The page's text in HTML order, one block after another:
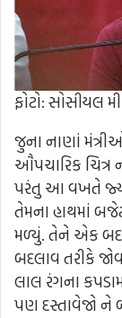
ફોટો: સોસીયલ
જુના નાણાં
ઔપચારિક ચિત્ર
પરંતુ આ વખતે
તેમના હાથમાં
મળ્યું. તેને એક
બદલાવ તરીકે
લાલ રંગના
પણ દસ્તાવેજો ને